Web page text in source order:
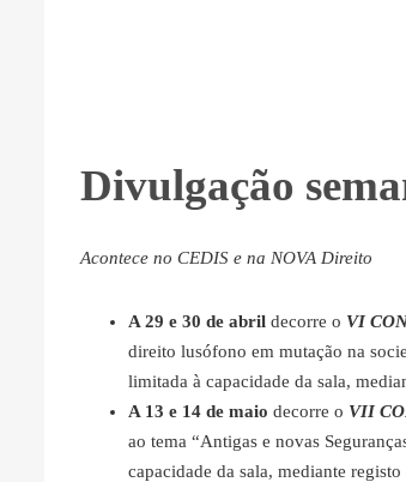
Divulgação
Acontece no CEDIS e na NOVA Direito
A 29 e 30 de abril decorre o VI
direito lusófono em mutação na
limitada à capacidade da sala,
A 13 e 14 de maio decorre o VII
ao tema “Antigas e novas
capacidade da sala, mediante registo